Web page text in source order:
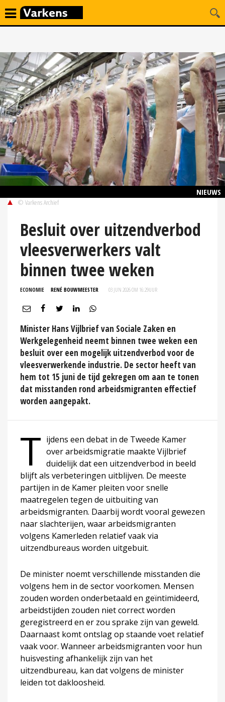
NIEUWS
© Varkens Archief
Besluit over uitzendverbod
vleesverwerkers valt
binnen twee weken
ECONOMIE RENÉ BOUWMEESTER 03 JUN 2026 OM 16:29UUR
Minister Hans Vijlbrief van Sociale Zaken en
Werkgelegenheid neemt binnen twee weken een
besluit over een mogelijk uitzendverbod voor de
vleesverwerkende industrie. De sector heeft van
hem tot 15 juni de tijd gekregen om aan te tonen
dat misstanden rond arbeidsmigranten effectief
worden aangepakt.
T ijdens een debat in de Tweede Kamer
over arbeidsmigratie maakte Vijlbrief
duidelijk dat een uitzendverbod in beeld
blijft als verbeteringen uitblijven. De meeste
partijen in de Kamer pleiten voor snelle
maatregelen tegen de uitbuiting van
arbeidsmigranten. Daarbij wordt vooral gewezen
naar slachterijen, waar arbeidsmigranten
volgens Kamerleden relatief vaak via
uitzendbureaus worden uitgebuit.
De minister noemt verschillende misstanden die
volgens hem in de sector voorkomen. Mensen
zouden worden onderbetaald en geïntimideerd,
arbeidstijden zouden niet correct worden
geregistreerd en er zou sprake zijn van geweld.
Daarnaast komt ontslag op staande voet relatief
vaak voor. Wanneer arbeidsmigranten voor hun
huisvesting afhankelijk zijn van het
uitzendbureau, kan dat volgens de minister
leiden tot dakloosheid.